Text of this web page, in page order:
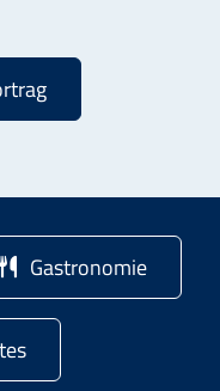
Gastronomie